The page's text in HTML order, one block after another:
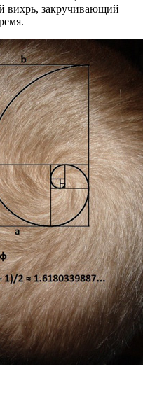
вихрь, закручивающий